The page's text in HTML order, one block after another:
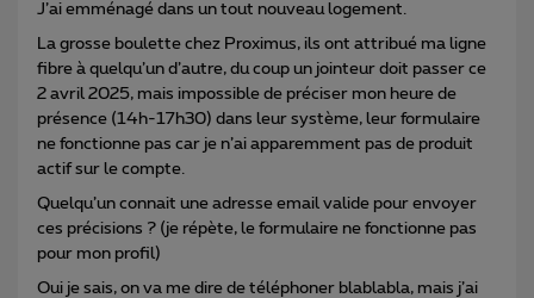
J’ai emménagé dans un tout nouveau logement.
La grosse boulette chez Proximus, ils ont attribué ma ligne
fibre à quelqu’un d’autre, du coup un jointeur doit passer ce
2 avril 2025, mais impossible de préciser mon heure de
présence (14h-17h30) dans leur système, leur formulaire
ne fonctionne pas car je n’ai apparemment pas de produit
actif sur le compte.
Quelqu’un connait une adresse email valide pour envoyer
ces précisions ? (je répète, le formulaire ne fonctionne pas
pour mon profil)
Oui je sais, on va me dire de téléphoner blablabla, mais j’ai